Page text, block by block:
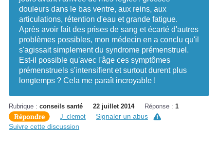
douleurs dans le bas ventre, aux reins, aux
articulations, rétention d'eau et grande fatigue.
Après avoir fait des prises de sang et écarté d'autres
problèmes possibles, mon médecin en a conclu qu'il
s'agissait simplement du syndrome prémenstruel.
Est-il possible qu'avec l'âge ces symptômes
prémenstruels s'intensifient et surtout durent plus
longtemps ? Cela me paraît incroyable !
Rubrique : conseils santé 22 juillet 2014 Réponse : 1
Répondre J_clemot
Signaler un abus
Suivre cette discussion